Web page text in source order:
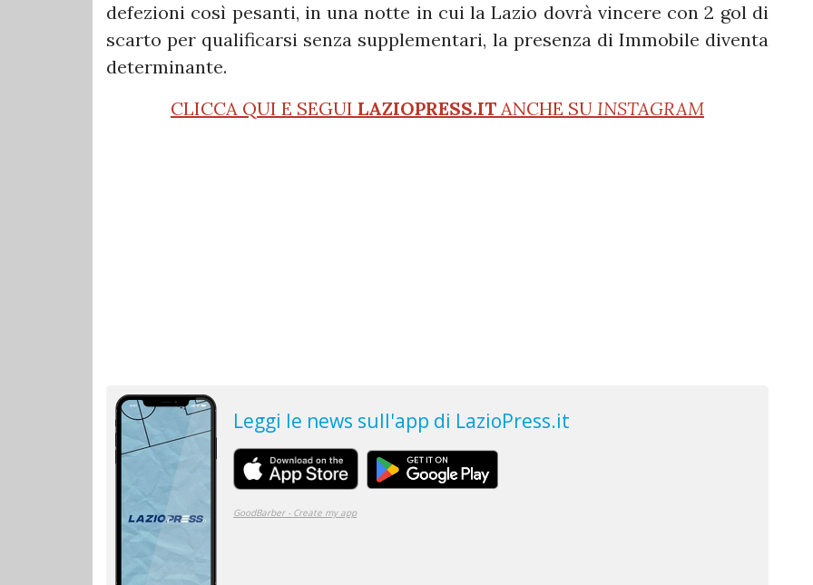
defezioni così pesanti, in una notte in cui la Lazio dovrà vincere con 2 gol di
scarto per qualificarsi senza supplementari, la presenza di Immobile diventa
determinante.
CLICCA QUI E SEGUI LAZIOPRESS.IT ANCHE SU INSTAGRAM